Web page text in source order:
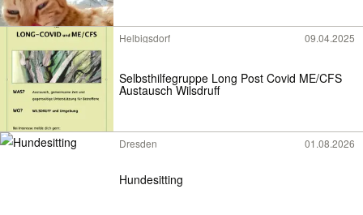
Helbigsdorf 09.04.2025
Selbsthilfegruppe Long Post Covid ME/CFS
Austausch Wilsdruff
Dresden 01.08.2026
Hundesitting